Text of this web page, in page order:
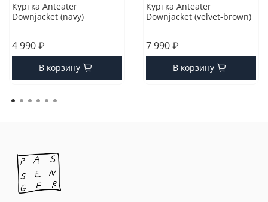
Куртка Anteater
Downjacket (navy)
4 990 ₽
В корзину
Куртка Anteater
Downjacket (velvet-brown)
7 990 ₽
В корзину